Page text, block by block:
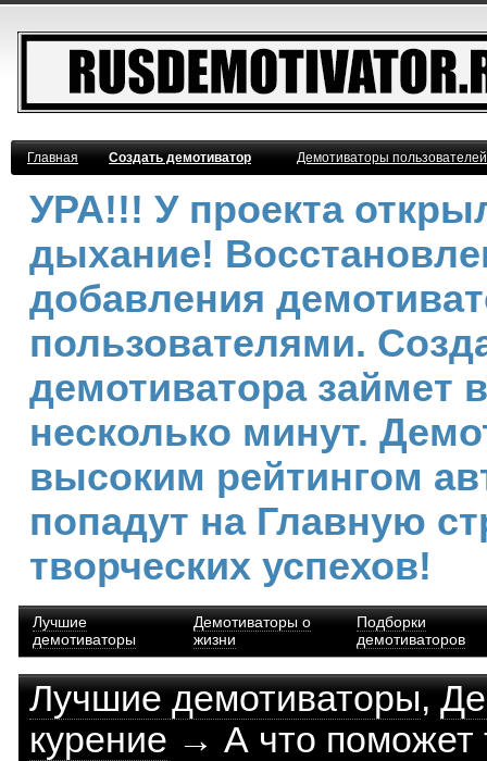
Главная Создать демотиватор Демотиваторы
УРА!!! У проекта
дыхание!
добавления
пользователями.
демотиватора займет
несколько минут.
высоким рейтингом
попадут на Главную
творческих успехов!
Лучшие
демотиваторы
Демотиваторы о
жизни
Подборки
демотиваторов
Лучшие демотиваторы,
курение → А что поможет